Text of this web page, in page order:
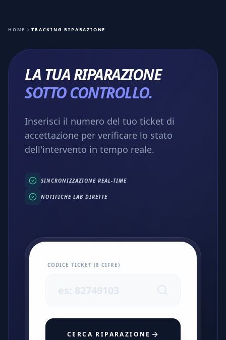
HOME TRACKING RIPARAZIONE
LA TUA RIPARAZIONE
SOTTO CONTROLLO.
Inserisci il numero del tuo ticket di
accettazione per verificare lo stato
dell'intervento in tempo reale.
SINCRONIZZAZIONE REAL-TIME
NOTIFICHE LAB DIRETTE
CODICE TICKET (8 CIFRE)
CERCA RIPARAZIONE